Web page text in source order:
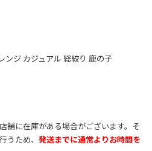
ジ カジュアル 総絞り 鹿の子
舗に在庫がある場合がございます。そ
うため、発送までに通常よりお時間を